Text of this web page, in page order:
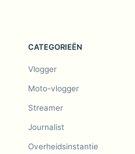
CATEGORIEËN
Vlogger
Moto-vlogger
Streamer
Journalist
Overheidsinstantie